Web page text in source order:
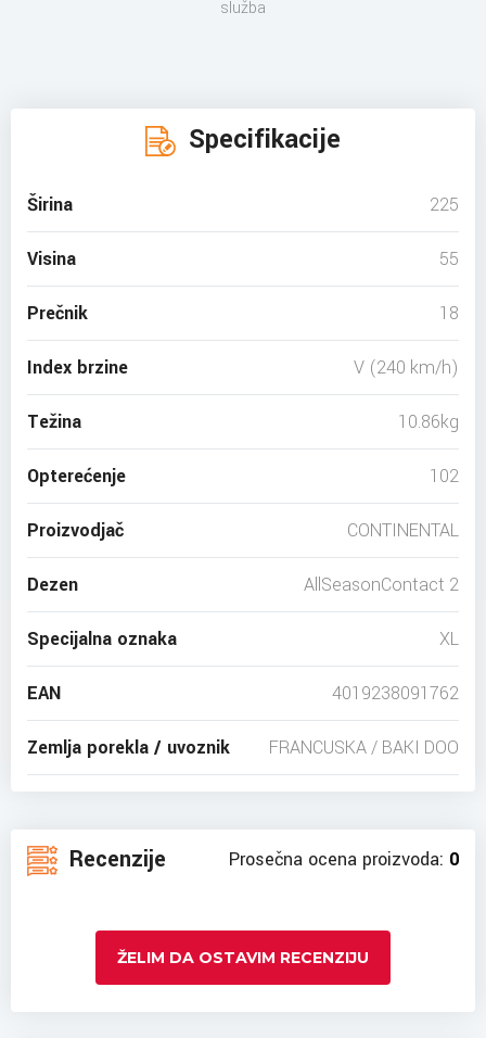
služba
Specifikacije
Širina 225
Visina 55
Prečnik 18
Index brzine V (240 km/h)
Težina 10.86kg
Opterećenje 102
Proizvodjač CONTINENTAL
Dezen AllSeasonContact 2
Specijalna oznaka XL
EAN 4019238091762
Zemlja porekla / uvoznik FRANCUSKA / BAKI DOO
Recenzije Prosečna ocena proizvoda: 0
ŽELIM DA OSTAVIM RECENZIJU